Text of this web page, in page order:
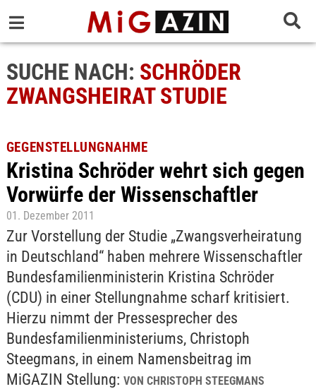
SUCHE NACH: SCHRÖDER
ZWANGSHEIRAT STUDIE
GEGENSTELLUNGNAHME
Kristina Schröder wehrt sich gegen
Vorwürfe der Wissenschaftler
01. Dezember 2011
Zur Vorstellung der Studie „Zwangsverheiratung
in Deutschland“ haben mehrere Wissenschaftler
Bundesfamilienministerin Kristina Schröder
(CDU) in einer Stellungnahme scharf kritisiert.
Hierzu nimmt der Pressesprecher des
Bundesfamilienministeriums, Christoph
Steegmans, in einem Namensbeitrag im
MiGAZIN Stellung: VON CHRISTOPH STEEGMANS